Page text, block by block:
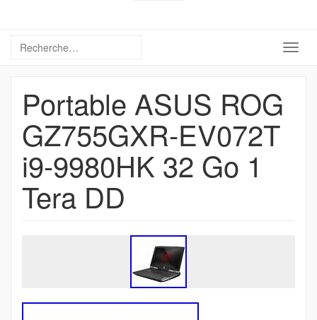
Portable ASUS ROG
GZ755GXR-EV072T
i9-9980HK 32 Go 1
Tera DD